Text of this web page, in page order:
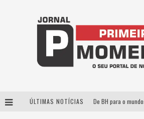
ÚLTIMAS NOTÍCIAS